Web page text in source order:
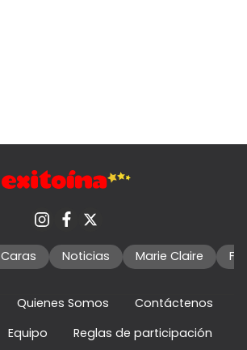
Caras Noticias Marie Claire
Quienes Somos
Contáctenos
Equipo Reglas de participación